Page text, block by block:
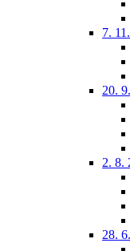
7.
20.
2. 8.
28.